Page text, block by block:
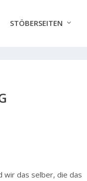
STÖBERSEITEN
wir das selber, die das